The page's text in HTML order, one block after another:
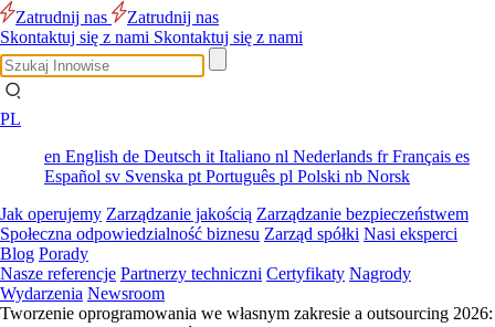
Zatrudnij nas
Zatrudnij nas
Skontaktuj się z nami Skontaktuj się z nami
PL
en English de Deutsch it Italiano nl Nederlands frFrançais es
Español sv Svenska pt Português pl Polski nb Norsk
Jak operujemy Zarządzanie jakością Zarządzanie bezpieczeństwem
Społeczna odpowiedzialność biznesu Zarząd spółki Nasi eksperci
Blog Porady
Nasze referencje Partnerzy techniczni Certyfikaty Nagrody
Wydarzenia Newsroom
Tworzenie oprogramowania we własnym zakresie a outsourcing 2026: